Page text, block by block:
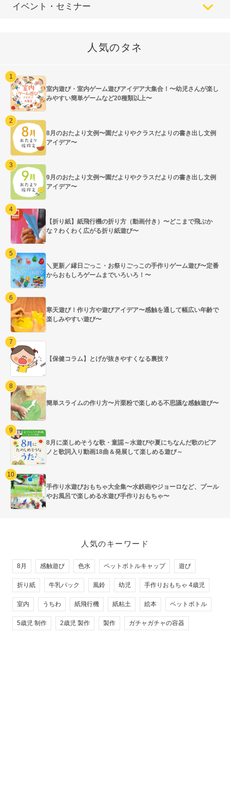
イベント・セミナー
人気のタネ
室内遊び・室内ゲーム遊びアイデア大集合！〜幼児さんが楽し
みやすい簡単ゲームなど20種類以上〜
8月のおたより文例〜園だよりやクラスだよりの書き出し文例
アイデア〜
9月のおたより文例〜園だよりやクラスだよりの書き出し文例
アイデア〜
【折り紙】紙飛行機の折り方（動画付き）〜どこまで飛ぶか
な？わくわく広がる折り紙遊び〜
＼更新／縁日ごっこ・お祭りごっこの手作りゲーム遊び〜定番
からおもしろゲームまでいろいろ！〜
寒天遊び！作り方や遊びアイデア〜感触を通して幅広い年齢で
楽しみやすい遊び〜
【保健コラム】とげが抜きやすくなる裏技？
簡単スライムの作り方〜片栗粉で楽しめる不思議な感触遊び〜
8月に楽しめそうな歌・童謡～水遊びや夏にちなんだ歌のピア
ノと歌詞入り動画18曲＆発展して楽しめる遊び～
手作り水遊びおもちゃ大全集〜水鉄砲やジョーロなど、プール
やお風呂で楽しめる水遊び手作りおもちゃ〜
人気のキーワード
8月 感触遊び 色水 ペットボトルキャップ 遊び
折り紙 牛乳パック 風鈴 幼児 手作りおもちゃ 4歳児
室内 うちわ 紙飛行機 紙粘土 絵本 ペットボトル
5歳児 制作 2歳児 製作 製作 ガチャガチャの容器